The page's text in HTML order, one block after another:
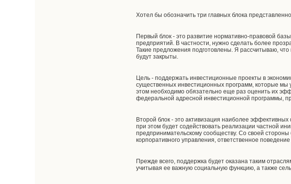
Хотел бы обозначить три главных блока
Первый блок - это развитие нормативно-правовой
предприятий. В частности, нужно сделать более
Такие предложения подготовлены. Я рассчитываю,
будут закрыты.
Цель - поддержать инвестиционные проекты в
существенных инвестиционных программ, которые мы
этом необходимо обязательно еще раз оценить их
федеральной адресной инвестиционной программы,
Второй блок - это активизация наиболее
при этом будет содействовать реализации частной
предпринимательскому сообществу. Со своей
корпоративного управления, ответственное
Прежде всего, поддержка будет оказана таким
учитывая ее важную социальную функцию, а также